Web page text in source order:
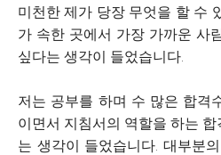
미천한 제가 당장 무엇을 할 수
가 속한 곳에서 가장 가까운 사
싶다는 생각이 들었습니다.
저는 공부를 하며 수 많은 합격
이면서 지침서의 역할을 하는
는 생각이 들었습니다. 대부분